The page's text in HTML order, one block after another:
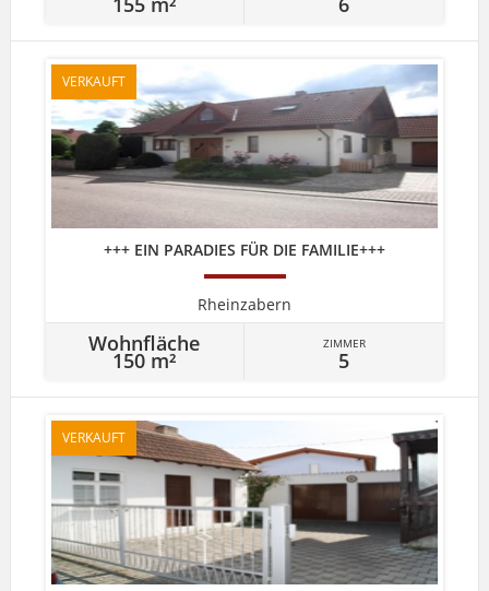
VERKAUFT
+++ EIN PARADIES FÜR DIE FAMILIE+++
Rheinzabern
Wohnfläche
150 m²
ZIMMER
5
VERKAUFT